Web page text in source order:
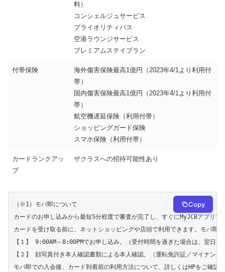
料）
コンシェルジュサービス
プライオリティパス
空港ラウンジサービス
プレミアムステイプラン
付帯保険
海外傷害保険最高1億円（2023年4/1より利用付
帯）
国内傷害保険最高1億円（2023年4/1より利用付
帯）
航空機遅延保険（利用付帯）
ショッピングガード保険
スマホ保険（利用付帯）
カードランクアッ
プ
ザクラスへの招待可能性あり
（※1）モバ即について
カードのお申し込みから最短5分程度で審査が完了し、すぐにMyJCBアプリ
カードを受け取る前に、ネットショッピングや店頭で利用できます。モバ即
【１】 9:00AM～8:00PMでお申し込み。（受付時間を過ぎた場合は、翌日受
【２】 顔写真付き本人確認書類による本人確認。（運転免許証／マイナンバ
モバ即での入会後、カード到着前の利用方法について、詳しくはHPをご確認
Copy